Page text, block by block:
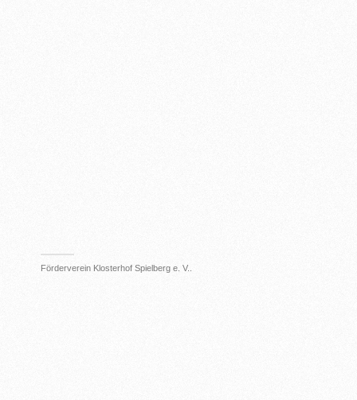
Förderverein Klosterhof Spielberg e. V..